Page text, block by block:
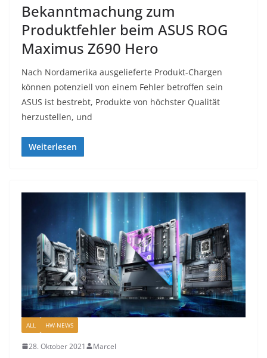
Bekanntmachung zum
Produktfehler beim ASUS ROG
Maximus Z690 Hero
Nach Nordamerika ausgelieferte Produkt-Chargen
können potenziell von einem Fehler betroffen sein
ASUS ist bestrebt, Produkte von höchster Qualität
herzustellen, und
Weiterlesen
ALL HW-NEWS
28. Oktober 2021 Marcel